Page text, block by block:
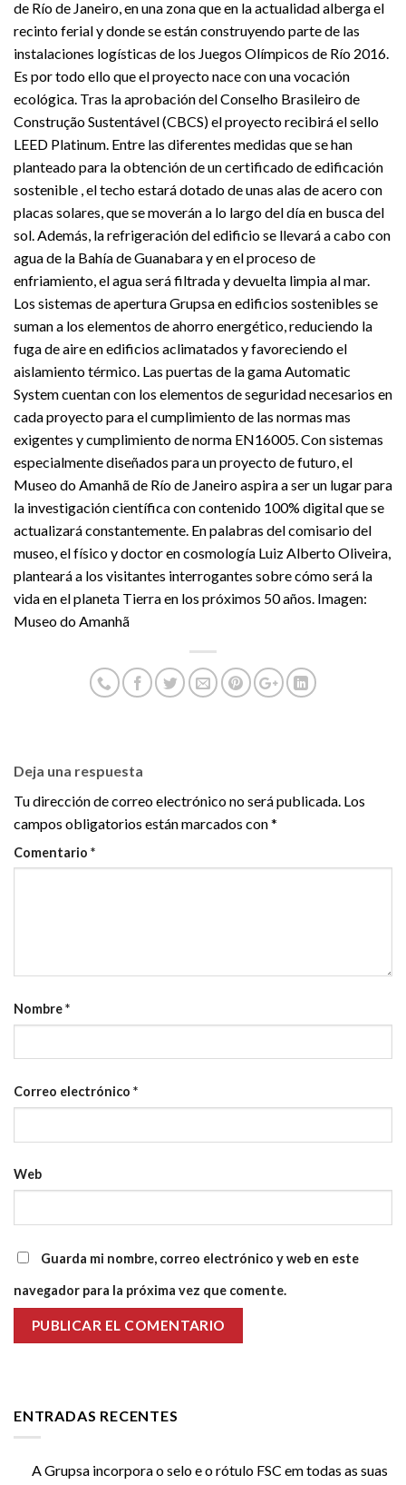
ENTRADAS RECENTES
A Grupsa incorpora o selo e o rótulo FSC em todas as suas
de Río de Janeiro, en una zona que en la actualidad alberga el
recinto ferial y donde se están construyendo parte de las
instalaciones logísticas de los Juegos Olímpicos de Río 2016.
Es por todo ello que el proyecto nace con una vocación
ecológica. Tras la aprobación del Conselho Brasileiro de
Construção Sustentável (CBCS) el proyecto recibirá el sello
LEED Platinum. Entre las diferentes medidas que se han
planteado para la obtención de un certificado de edificación
sostenible , el techo estará dotado de unas alas de acero con
placas solares, que se moverán a lo largo del día en busca del
sol. Además, la refrigeración del edificio se llevará a cabo con
agua de la Bahía de Guanabara y en el proceso de
enfriamiento, el agua será filtrada y devuelta limpia al mar.
Los sistemas de apertura Grupsa en edificios sostenibles se
suman a los elementos de ahorro energético, reduciendo la
fuga de aire en edificios aclimatados y favoreciendo el
aislamiento térmico. Las puertas de la gama Automatic
System cuentan con los elementos de seguridad necesarios en
cada proyecto para el cumplimiento de las normas mas
exigentes y cumplimiento de norma EN16005. Con sistemas
especialmente diseñados para un proyecto de futuro, el
Museo do Amanhã de Río de Janeiro aspira a ser un lugar para
la investigación científica con contenido 100% digital que se
actualizará constantemente. En palabras del comisario del
museo, el físico y doctor en cosmología Luiz Alberto Oliveira,
planteará a los visitantes interrogantes sobre cómo será la
vida en el planeta Tierra en los próximos 50 años. Imagen:
Museo do Amanhã
Deja una respuesta
Tu dirección de correo electrónico no será publicada. Los
campos obligatorios están marcados con*
Comentario *
Nombre*
Correo electrónico *
Web
Guarda mi nombre, correo electrónico y web en este
navegador para la próxima vez que comente.